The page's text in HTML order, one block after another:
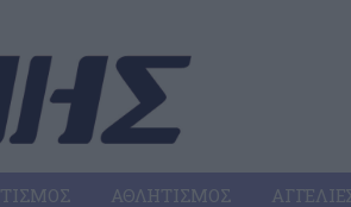
ΑΘΛΗΤΙΣΜΌΣ